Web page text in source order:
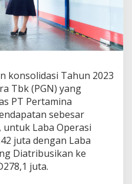
konsolidasi Tahun 2023
Tbk (PGN) yang
PT Pertamina
sebesar
untuk Laba Operasi
juta dengan Laba
Diatribusikan ke
juta.